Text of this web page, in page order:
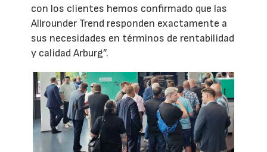
con los clientes hemos confirmado que las
Allrounder Trend responden exactamente a
sus necesidades en términos de rentabilidad
y calidad Arburg”.